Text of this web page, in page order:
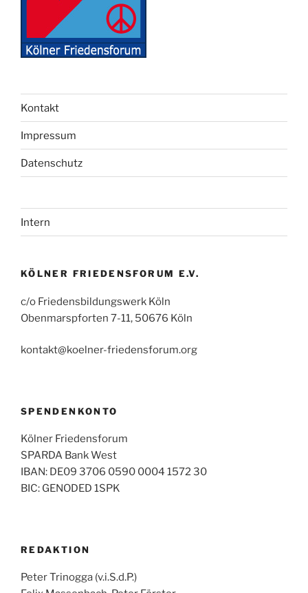
Kontakt
Impressum
Datenschutz
Intern
KÖLNER FRIEDENSFORUM E.V.
c/o Friedensbildungswerk Köln
Obenmarspforten 7-11, 50676 Köln
kontakt@koelner-friedensforum.org
SPENDENKONTO
Kölner Friedensforum
SPARDA Bank West
IBAN: DE09 3706 0590 0004 1572 30
BIC: GENODED 1SPK
REDAKTION
Peter Trinogga (v.i.S.d.P.)